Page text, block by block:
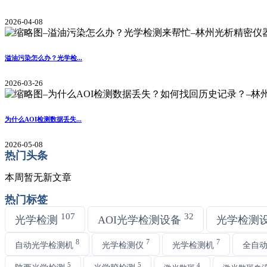
2026-04-08
溢油污染怎么办？光学检...
2026-03-26
为什么AOI检测数据丢失...
2026-05-08
热门头条
本周暂无新文章
热门标签
光学检测
107 AOI光学检测设备 32 光学检测
自动光学检测机 8 光学检测仪 7 光学检测机 7 全自
5 5 4